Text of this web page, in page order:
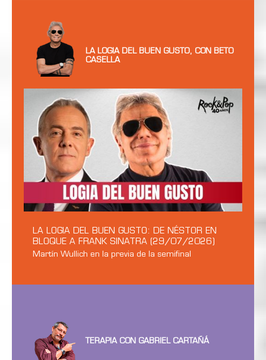
LA LOGIA DEL BUEN GUSTO, CON BETO
CASELLA
LA LOGIA DEL BUEN GUSTO: DE NÉSTOR EN
BLOQUE A FRANK SINATRA (29/07/2026)
Martín Wullich en la previa de la semifinal
TERAPIA CON GABRIEL CARTAÑÁ